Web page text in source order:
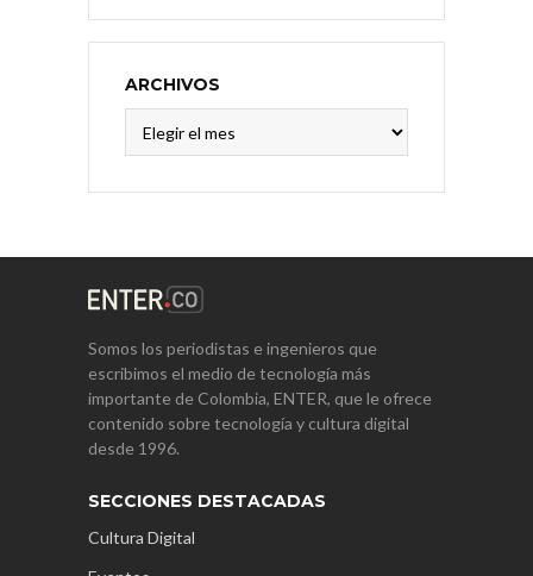
ARCHIVOS
Somos los periodistas e ingenieros que
escribimos el medio de tecnología más
importante de Colombia, ENTER, que le ofrece
contenido sobre tecnología y cultura digital
desde 1996.
SECCIONES DESTACADAS
Cultura Digital